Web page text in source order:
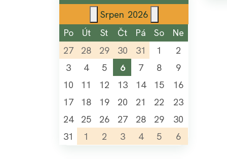
Srpen 2026
Po
Út St Čt Pá So
Ne
27
28 29 30 31 1
2
3
4 5 6 7 8
9
10
11 12 13 14 15
16
17
18 19 20 21 22
23
24
25 26 27 28 29
30
31
1 2 3 4 5 6